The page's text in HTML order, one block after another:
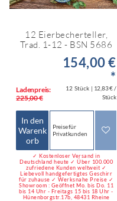
12 Eierbecherteller,
Trad. 1-12 - BSN 5686
Ladenpreis:
225,00 €
154,00 €
*
12 Stück | 12,83 € /
Stück
In den
Warenk
orb
Preise für
Privatkunden
✓ Kostenloser Versand in
Deutschland heute ✓ Über 100.000
zufriedene Kunden weltweit ✓
Liebevoll handgefertigtes Geschirr
für zuhause ✓ Werksnahe Preise ✓
Showroom : Geöffnet Mo. bis Do. 11
bis 14 Uhr - Freitags 15 bis 18 Uhr -
Hünenborgstr.17b, 48431 Rheine